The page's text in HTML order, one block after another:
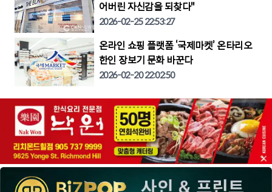
어버린 자신감을 되찾다"
2026-02-25 22:53:27
온라인 쇼핑 플랫폼 ‘국제마켓’ 온타리오
한인 장보기 문화 바꾼다
2026-02-20 22:02:50